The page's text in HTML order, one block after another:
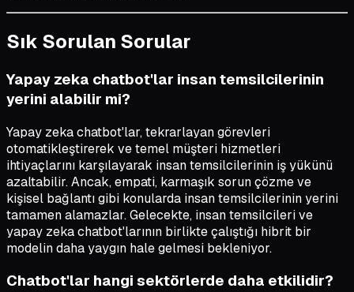
Sık Sorulan Sorular
Yapay zeka chatbot'lar insan temsilcilerinin
yerini alabilir mi?
Yapay zeka chatbot'lar, tekrarlayan görevleri
otomatikleştirerek ve temel müşteri hizmetleri
ihtiyaçlarını karşılayarak insan temsilcilerinin iş yükünü
azaltabilir. Ancak, empati, karmaşık sorun çözme ve
kişisel bağlantı gibi konularda insan temsilcilerinin yerini
tamamen alamazlar. Gelecekte, insan temsilcileri ve
yapay zeka chatbot'larının birlikte çalıştığı hibrit bir
modelin daha yaygın hale gelmesi bekleniyor.
Chatbot'lar hangi sektörlerde daha etkilidir?